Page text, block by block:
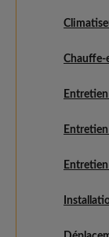
Chauffe-